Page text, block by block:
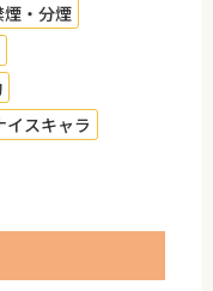
煙・分煙
イスキャラ